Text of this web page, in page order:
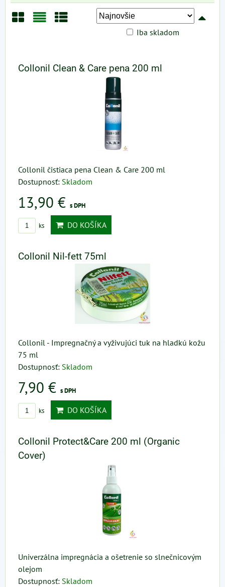
Iba skladom
Collonil Clean & Care pena 200 ml
Collonil čistiaca pena Clean & Care 200 ml
Dostupnosť: Skladom
13,90 € s DPH
ks DO KOŠÍKA
Collonil Nil-fett 75ml
Collonil - Impregnačný a vyživujúci tuk na hladkú kožu
75 ml
Dostupnosť: Skladom
7,90 € s DPH
ks DO KOŠÍKA
Collonil Protect&Care 200 ml (Organic
Cover)
Univerzálna impregnácia a ošetrenie so slnečnicovým
olejom
Dostupnosť: Skladom